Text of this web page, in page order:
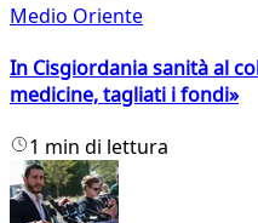
Medio Oriente
In Cisgiordania sanità al
medicine, tagliati i fondi»
1 min di lettura